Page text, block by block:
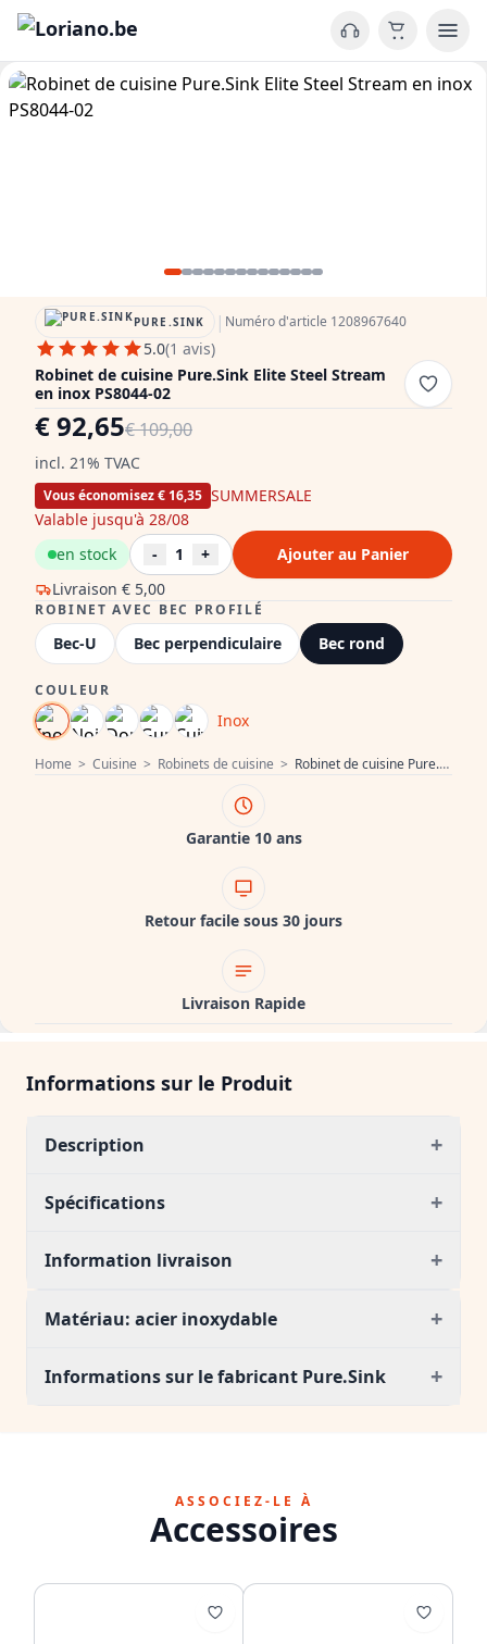
Home > Cuisine > Robinets de cuisine > Robinet de cuisine Pure.Sink Elite Steel Stream en inox PS8044-02
PURE.SINK | Numéro d'article 1208967640
5.0(1 avis)
Robinet de cuisine Pure.Sink Elite Steel Stream
en inox PS8044-02
€ 92,65€ 109,00
incl. 21% TVAC
Vous économisez € 16,35 SUMMERSALE
Valable jusqu'à 28/08
Livraison € 5,00
en stock - 1 + Ajouter au Panier
ROBINET AVEC BEC PROFILÉ
Bec-U Bec perpendiculaire Bec rond
COULEUR
Inox
Garantie 10 ans
Retour facile sous 30 jours
Livraison Rapide
Informations sur le Produit
Description +
Spécifications +
Information livraison +
Matériau: acier inoxydable +
Informations sur le fabricant Pure.Sink +
ASSOCIEZ-LE À
Accessoires